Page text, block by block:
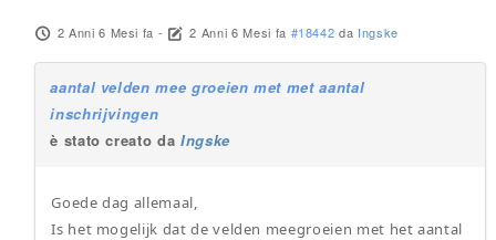
2 Anni 6 Mesi fa - 2 Anni 6 Mesi fa #18442 da Ingske
aantal velden mee groeien met met aantal
inschrijvingen
è stato creato da Ingske
Goede dag allemaal,
Is het mogelijk dat de velden meegroeien met het aantal